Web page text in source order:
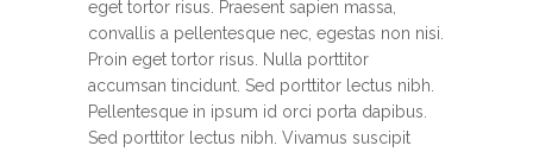
eget tortor risus. Praesent sapien massa,
convallis a pellentesque nec, egestas non nisi.
Proin eget tortor risus. Nulla porttitor
accumsan tincidunt. Sed porttitor lectus nibh.
Pellentesque in ipsum id orci porta dapibus.
Sed porttitor lectus nibh. Vivamus suscipit